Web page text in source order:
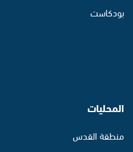
بودكاست
المحليات
منطقة القدس